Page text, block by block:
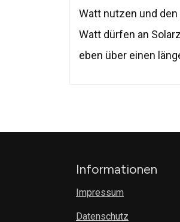
Watt nutzen und
Watt dürfen an
eben über einen
Informationen
Impressum
Datenschutz